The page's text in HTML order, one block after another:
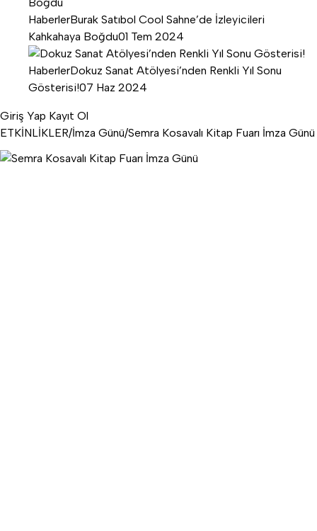
HaberlerBurak Satıbol Cool Sahne’de İzleyicileri
Kahkahaya Boğdu01 Tem 2024
HaberlerDokuz Sanat Atölyesi’nden Renkli Yıl Sonu
Gösterisi!07 Haz 2024
Giriş Yap Kayıt Ol
ETKİNLİKLER/İmza Günü/Semra Kosavalı Kitap Fuarı İmza Günü